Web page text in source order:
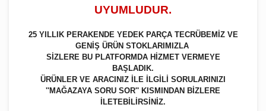
UYUMLUDUR.
25 YILLIK PERAKENDE YEDEK PARÇA TECRÜBEMİZ VE
GENİŞ ÜRÜN STOKLARIMIZLA
SİZLERE BU PLATFORMDA HİZMET VERMEYE
BAŞLADIK.
ÜRÜNLER VE ARACINIZ İLE İLGİLİ SORULARINIZI
''MAĞAZAYA SORU SOR'' KISMINDAN BİZLERE
İLETEBİLİRSİNİZ.